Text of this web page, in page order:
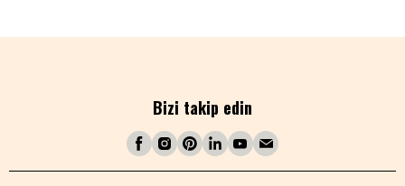
Bizi takip edin